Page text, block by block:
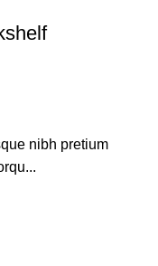
nibh pretium